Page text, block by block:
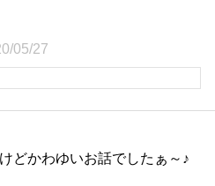
05/27
どかわゆいお話でしたぁ～♪